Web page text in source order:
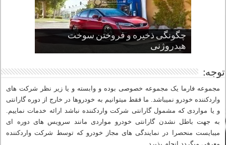
چگونگی ذخیره و فروختن سوخت
هیدروژنی
قدرتمندترین ماسل کارها یا خودروهای
عضلانی امریکایی
چرا نمک باعث خوردگی خودرو می شود؟
پنج کابین جذاب سال های اخیر صنعت
خودروسازی
از صفر تا صد طراحی خودرو قسمت
سوم
توجه:
مجموعه فارما یک مجموعه خصوصی بوده و وابسته و یا زیر نظر شرکت های
واردکننده خودرو نمیباشد. ما فقط میتوانیم به خودروها در خارج از دوره گارانتی
و یا مواردی که مشمول گارانتی شرکت واردکننده نباشد ارائه خدمات نماییم.
به جهت باطل نشدن گارانتی خودرو مواردی مانند سرویس های دوره ای
میبایست منحصرا در نمایندگی های مجاز خودرو که توسط شرکت واردکننده